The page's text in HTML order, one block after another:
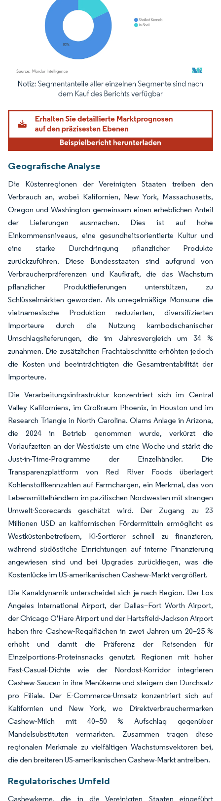
Bild © Mordor Intelligence. Wiederverwendung erfordert Namensnennung
Geografische Analyse
Die Küstenregionen der Vereinigten Staaten treiben den
Verbrauch an, wobei Kalifornien, New York, Massachusetts,
Oregon und Washington gemeinsam einen erheblichen Anteil
der Lieferungen ausmachen. Dies ist auf hohe
Einkommensniveaus, eine gesundheitsorientierte Kultur und
eine starke Durchdringung pflanzlicher Produkte
zurückzuführen. Diese Bundesstaaten sind aufgrund von
Verbraucherpräferenzen und Kaufkraft, die das Wachstum
pflanzlicher Produktlieferungen unterstützen, zu
Schlüsselmärkten geworden. Als unregelmäßige Monsune die
vietnamesische Produktion reduzierten, diversifizierten
Importeure durch die Nutzung kambodschanischer
Umschlagslieferungen, die im Jahresvergleich um 34 %
zunahmen. Die zusätzlichen Frachtabschnitte erhöhten jedoch
die Kosten und beeinträchtigten die Gesamtrentabilität der
Importeure.
Die Verarbeitungsinfrastruktur konzentriert sich im Central
Valley Kaliforniens, im Großraum Phoenix, in Houston und im
Research Triangle in North Carolina. Olams Anlage in Arizona,
die 2024 in Betrieb genommen wurde, verkürzt die
Vorlaufzeiten an der Westküste um eine Woche und stärkt die
Just-in-Time-Programme der Einzelhändler. Die
Transparenzplattform von Red River Foods überlagert
Kohlenstoffkennzahlen auf Farmchargen, ein Merkmal, das von
Lebensmittelhändlern im pazifischen Nordwesten mit strengen
Umwelt-Scorecards geschätzt wird. Der Zugang zu 23
Millionen USD an kalifornischen Fördermitteln ermöglicht es
Westküstenbetreibern, KI-Sortierer schnell zu finanzieren,
während südöstliche Einrichtungen auf interne Finanzierung
angewiesen sind und bei Upgrades zurückliegen, was die
Kostenlücke im US-amerikanischen Cashew-Markt vergrößert.
Die Kanaldynamik unterscheidet sich je nach Region. Der Los
Angeles International Airport, der Dallas–Fort Worth Airport,
der Chicago O'Hare Airport und der Hartsfield-Jackson Airport
haben ihre Cashew-Regalflächen in zwei Jahren um 20–25 %
erhöht und damit die Präferenz der Reisenden für
Einzelportions-Proteinsnacks genutzt. Regionen mit hoher
Fast-Casual-Dichte wie der Nordost-Korridor integrieren
Cashew-Saucen in ihre Menükerne und steigern den Durchsatz
pro Filiale. Der E-Commerce-Umsatz konzentriert sich auf
Kalifornien und New York, wo Direktverbrauchermarken
Cashew-Milch mit 40–50 % Aufschlag gegenüber
Mandelsubstituten vermarkten. Zusammen tragen diese
regionalen Merkmale zu vielfältigen Wachstumsvektoren bei,
die den breiteren US-amerikanischen Cashew-Markt antreiben.
Regulatorisches Umfeld
Cashewkerne, die in die Vereinigten Staaten eingeführt